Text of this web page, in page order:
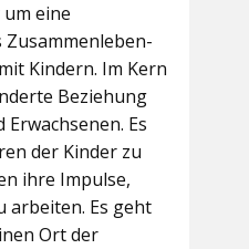
eine
Kindern. Im Kern
Beziehung
Es
der Kinder zu
ihre Impulse,
arbeiten. Es geht
Ort der